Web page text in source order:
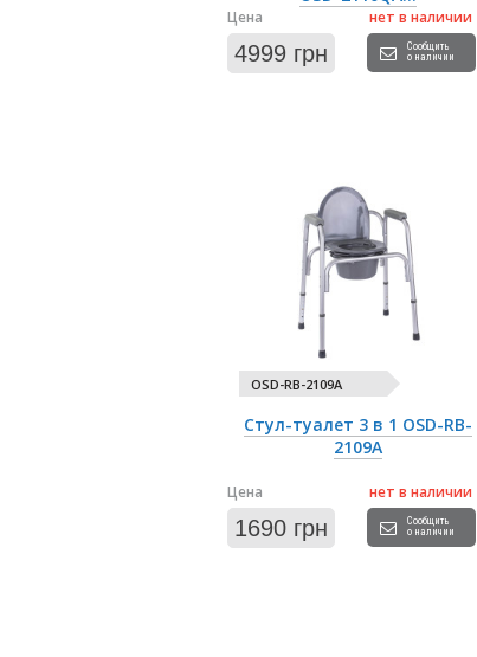
нет в наличии
Сообщить
о наличии
Цена
4999 грн
OSD-RB-2109A
Стул-туалет 3 в 1 OSD-RB-
2109A
нет в наличии
Сообщить
о наличии
Цена
1690 грн